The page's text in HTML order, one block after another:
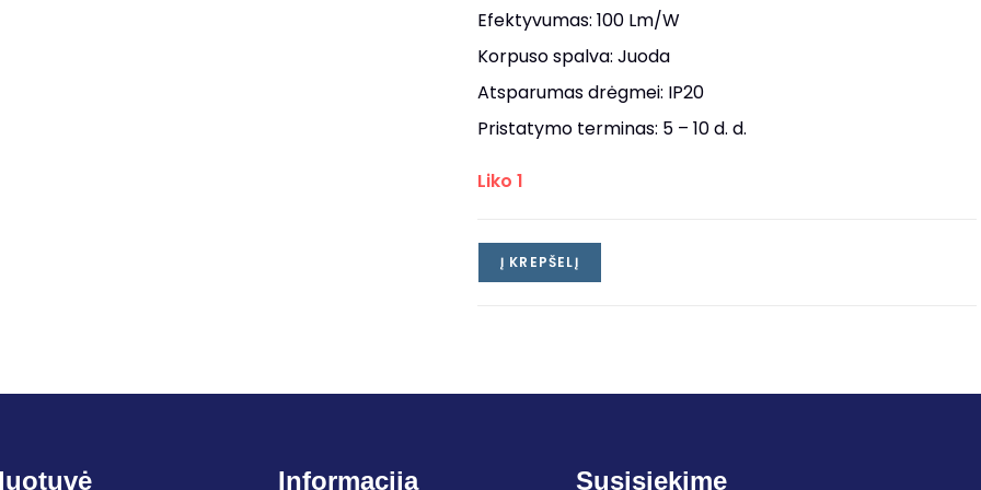
Efektyvumas: 100 Lm/W
Korpuso spalva: Juoda
Atsparumas drėgmei: IP20
Pristatymo terminas: 5 – 10 d. d.
Liko 1
Į KREPŠELĮ
Informacija Susisiekime